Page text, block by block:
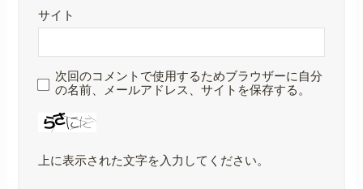
サイト
次回のコメントで使用するためブラウザーに自分
の名前、メールアドレス、サイトを保存する。
上に表示された文字を入力してください。